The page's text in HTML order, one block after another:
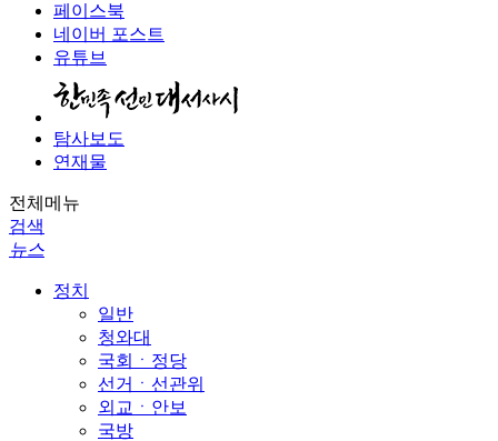
페이스북
네이버 포스트
유튜브
탐사보도
연재물
전체메뉴
검색
뉴스
정치
일반
청와대
국회ㆍ정당
선거ㆍ선관위
외교ㆍ안보
국방